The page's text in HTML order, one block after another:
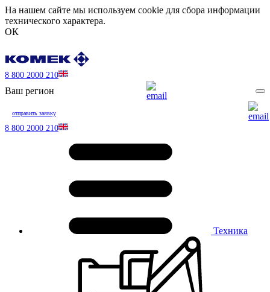
На нашем сайте мы используем cookie для сбора информации
технического характера.
ОК
8 800 2000 210
Ваш регион
отправить заявку
8 800 2000 210
Техника